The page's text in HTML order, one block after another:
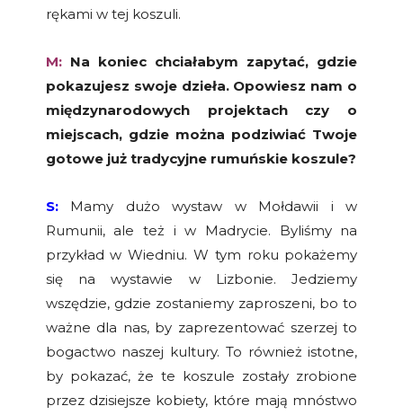
rękami w tej koszuli.
M:Na koniec chciałabym zapytać, gdzie
pokazujesz swoje dzieła. Opowiesz nam o
międzynarodowych projektach czy o
miejscach, gdzie można podziwiać Twoje
gotowe już tradycyjne rumuńskie koszule?
S: Mamy dużo wystaw w Mołdawii i w
Rumunii, ale też i w Madrycie. Byliśmy na
przykład w Wiedniu. W tym roku pokażemy
się na wystawie w Lizbonie. Jedziemy
wszędzie, gdzie zostaniemy zaproszeni, bo to
ważne dla nas, by zaprezentować szerzej to
bogactwo naszej kultury. To również istotne,
by pokazać, że te koszule zostały zrobione
przez dzisiejsze kobiety, które mają mnóstwo